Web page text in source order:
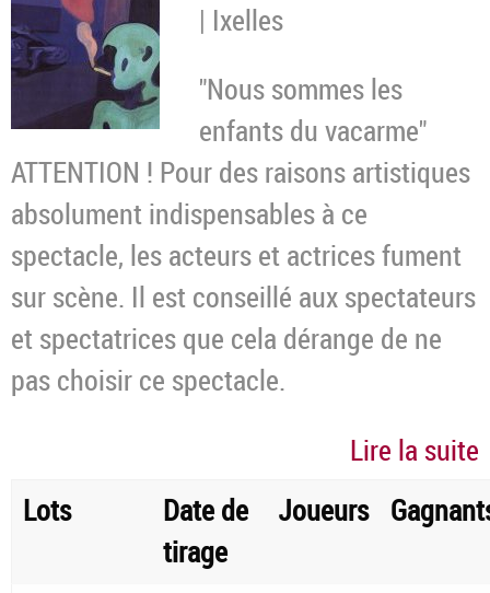
| Ixelles
"Nous sommes les
enfants du vacarme"
ATTENTION ! Pour des raisons artistiques
absolument indispensables à ce
spectacle, les acteurs et actrices fument
sur scène. Il est conseillé aux spectateurs
et spectatrices que cela dérange de ne
pas choisir ce spectacle.
Lire la suite
Lots
Date de
tirage
Joueurs